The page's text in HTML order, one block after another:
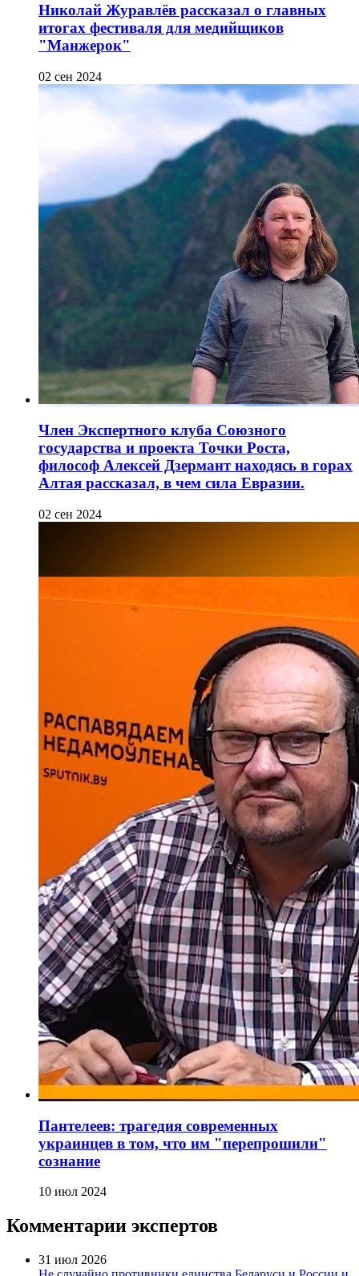
Николай Журавлёв рассказал о главных
итогах фестиваля для медийщиков
"Манжерок"
02 сен 2024
Член Экспертного клуба Союзного
государства и проекта Точки Роста,
философ Алексей Дзермант находясь в горах
Алтая рассказал, в чем сила Евразии.
02 сен 2024
Пантелеев: трагедия современных
украинцев в том, что им "перепрошили"
сознание
10 июл 2024
Комментарии экспертов
31 июл 2026